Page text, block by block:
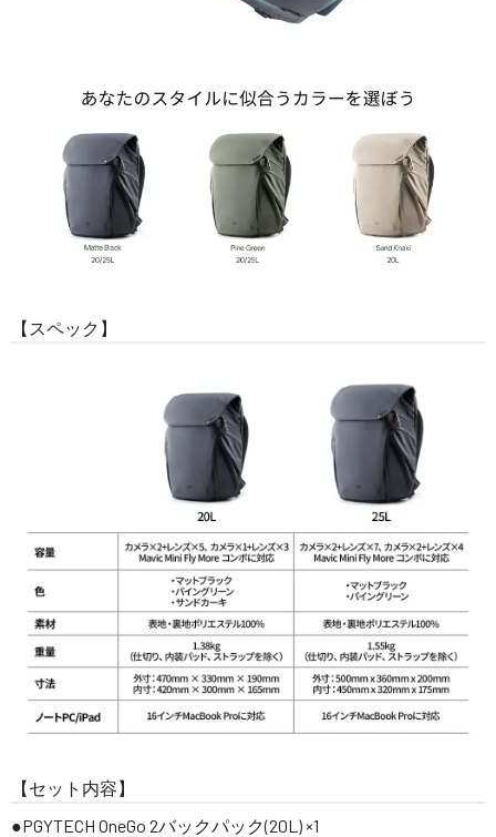
【スペック】
【セット内容】
PGYTECH OneGo 2バックパック(20L) ×1